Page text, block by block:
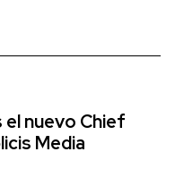
nuevo Chief
Media